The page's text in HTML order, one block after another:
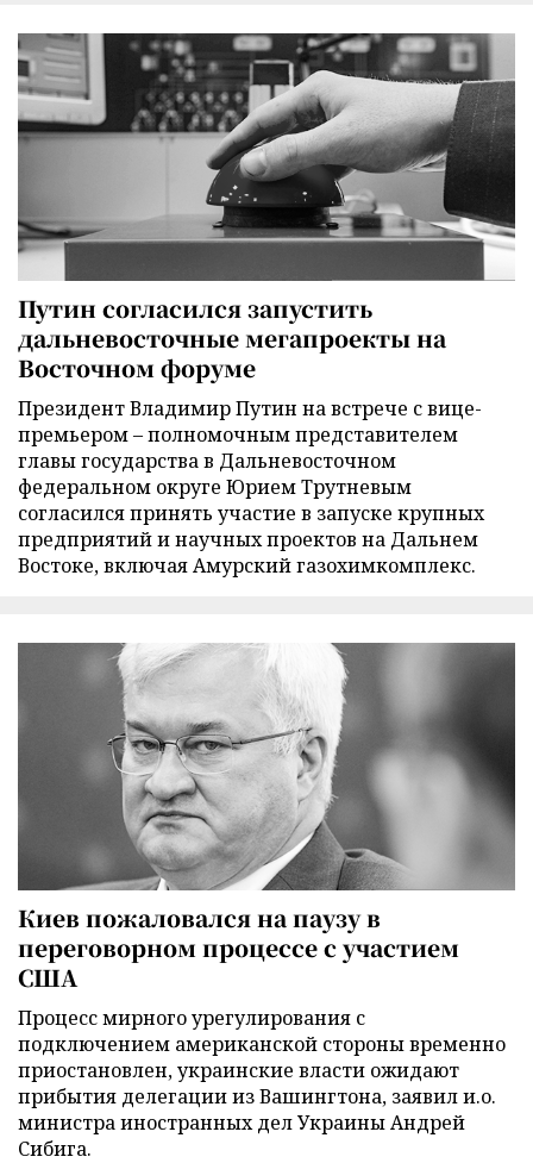
Путин согласился запустить
дальневосточные мегапроекты на
Восточном форуме
Президент Владимир Путин на встрече с вице-
премьером – полномочным представителем
главы государства в Дальневосточном
федеральном округе Юрием Трутневым
согласился принять участие в запуске крупных
предприятий и научных проектов на Дальнем
Востоке, включая Амурский газохимкомплекс.
Киев пожаловался на паузу в
переговорном процессе с участием
США
Процесс мирного урегулирования с
подключением американской стороны временно
приостановлен, украинские власти ожидают
прибытия делегации из Вашингтона, заявил и.о.
министра иностранных дел Украины Андрей
Сибига.